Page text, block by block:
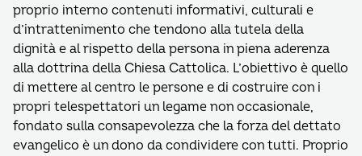
proprio interno contenuti informativi, culturali e
d’intrattenimento che tendono alla tutela della
dignità e al rispetto della persona in piena aderenza
alla dottrina della Chiesa Cattolica. L’obiettivo è quello
di mettere al centro le persone e di costruire con i
propri telespettatori un legame non occasionale,
fondato sulla consapevolezza che la forza del dettato
evangelico è un dono da condividere con tutti. Proprio